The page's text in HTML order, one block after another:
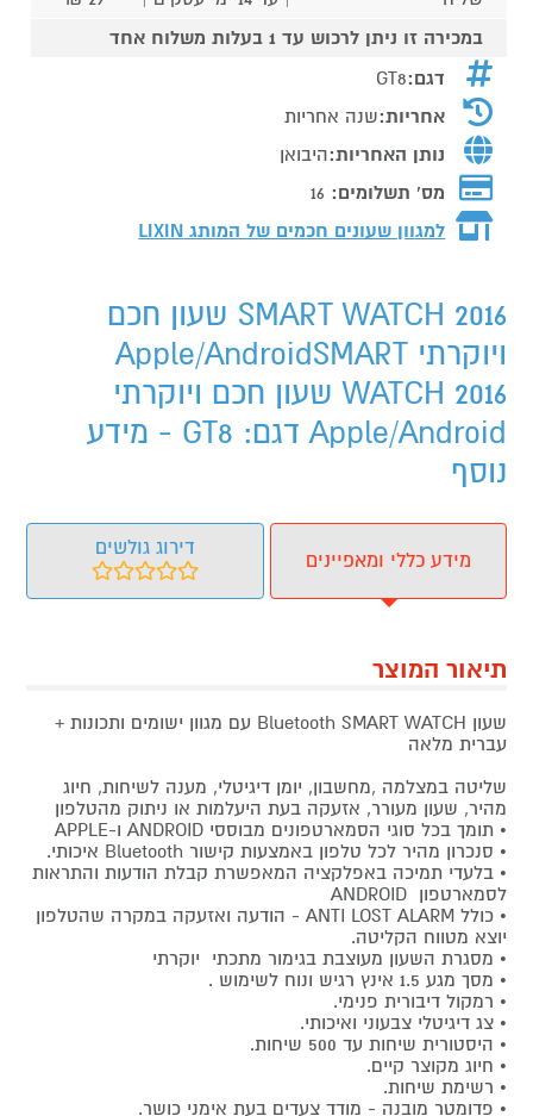
במכירה זו ניתן לרכוש עד 1 בעלות משלוח אחד
דגם:GT8
אחריות:שנה אחריות
נותן האחריות:היבואן
מס' תשלומים: 16
למגוון שעונים חכמים של המותג LIXIN
SMART WATCH 2016 שעון חכם
ויוקרתי Apple/AndroidSMART
WATCH 2016 שעון חכם ויוקרתי
Apple/Android דגם: GT8 - מידע
נוסף
מידע כללי ומאפיינים
דירוג גולשים
תיאור המוצר
שעון Bluetooth SMART WATCH עם מגוון ישומים ותכונות +
עברית מלאה
שליטה במצלמה ,מחשבון, יומן דיגיטלי, מענה לשיחות, חיוג
מהיר, שעון מעורר, אזעקה בעת היעלמות או ניתוק מהטלפון
• תומך בכל סוגי הסמארטפונים מבוססי ANDROID ו-APPLE
• סנכרון מהיר לכל טלפון באמצעות קישור Bluetooth איכותי.
• בלעדי תמיכה באפלקציה המאפשרת קבלת הודעות והתראות
לסמארטפון ANDROID
• כולל ANTI LOST ALARM - הודעה ואזעקה במקרה שהטלפון
יוצא מטווח הקליטה.
• מסגרת השעון מעוצבת בגימור מתכתי יוקרתי
• מסך מגע 1.5 אינץ רגיש ונוח לשימוש .
• רמקול דיבורית פנימי.
• צג דיגיטלי צבעוני ואיכותי.
• היסטורית שיחות עד 500 שיחות.
• חיוג מקוצר קיים.
• רשימת שיחות.
• פדומטר מובנה - מודד צעדים בעת אימני כושר.